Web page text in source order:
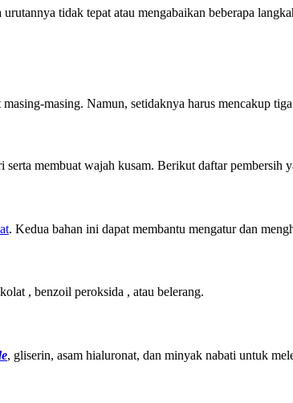
tidak tepat atau mengabaikan beberapa
masing. Namun, setidaknya harus mencakup tiga
membuat wajah kusam. Berikut daftar pembersih
. Kedua bahan ini dapat membantu mengatur dan
, benzoil peroksida , atau belerang.
, gliserin, asam hialuronat, dan minyak nabati untuk